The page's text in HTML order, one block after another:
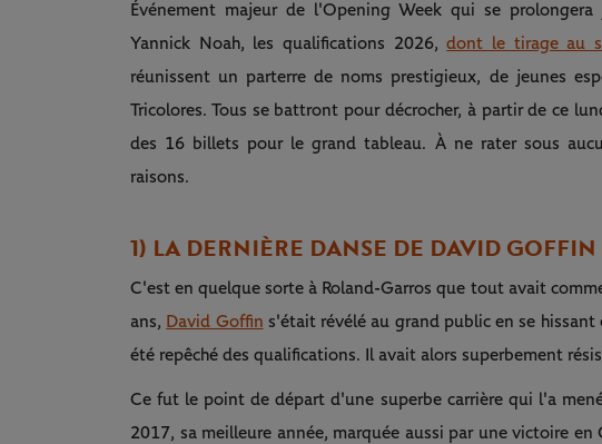
Événement majeur de l'Opening Week qui se
Yannick Noah, les qualifications 2026,dont le tirage au
réunissent un parterre de noms prestigieux, de jeunes
Tricolores. Tous se battront pour décrocher, à partir de ce
des 16 billets pour le grand tableau. À ne rater sous
raisons.
1) LA DERNIÈRE DANSE DE DAVID GOFFIN
C'est en quelque sorte à Roland-Garros que tout avait
ans, David Goffin s'était révélé au grand public en se
été repêché des qualifications. Il avait alors superbement
Ce fut le point de départ d'une superbe carrière qui l'a
2017, sa meilleure année, marquée aussi par une victoire en